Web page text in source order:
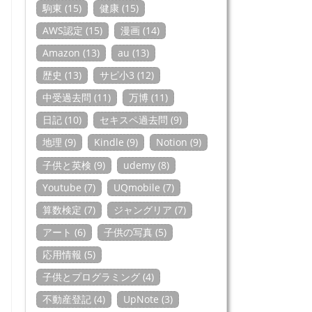
駒東 (15)
健康 (15)
AWS認定 (15)
漫画 (14)
Amazon (13)
au (13)
歴史 (13)
サピ小3 (12)
中受過去問 (11)
万博 (11)
日記 (10)
セキスペ過去問 (9)
地理 (9)
Kindle (9)
Notion (9)
子供と英検 (9)
udemy (8)
Youtube (7)
UQmobile (7)
算数検定 (7)
ジャングリア (7)
アート (6)
子供の写真 (5)
応用情報 (5)
子供とプログラミング (4)
不動産登記 (4)
UpNote (3)